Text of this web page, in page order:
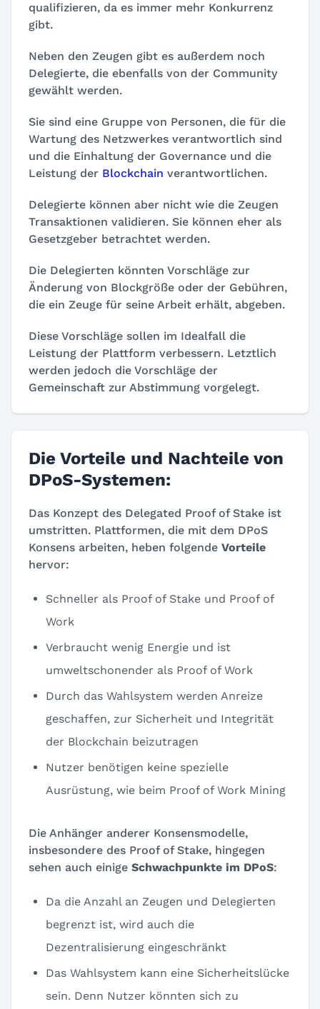
qualifizieren, da es immer mehr Konkurrenz
gibt.
Neben den Zeugen gibt es außerdem noch
Delegierte, die ebenfalls von der Community
gewählt werden.
Sie sind eine Gruppe von Personen, die für die
Wartung des Netzwerkes verantwortlich sind
und die Einhaltung der Governance und die
Leistung der Blockchain verantwortlichen.
Delegierte können aber nicht wie die Zeugen
Transaktionen validieren. Sie können eher als
Gesetzgeber betrachtet werden.
Die Delegierten könnten Vorschläge zur
Änderung von Blockgröße oder der Gebühren,
die ein Zeuge für seine Arbeit erhält, abgeben.
Diese Vorschläge sollen im Idealfall die
Leistung der Plattform verbessern. Letztlich
werden jedoch die Vorschläge der
Gemeinschaft zur Abstimmung vorgelegt.
Die Vorteile und Nachteile von
DPoS-Systemen:
Das Konzept des Delegated Proof of Stake ist
umstritten. Plattformen, die mit dem DPoS
Konsens arbeiten, heben folgende Vorteile
hervor:
Schneller als Proof of Stake und Proof of
Work
Verbraucht wenig Energie und ist
umweltschonender als Proof of Work
Durch das Wahlsystem werden Anreize
geschaffen, zur Sicherheit und Integrität
der Blockchain beizutragen
Nutzer benötigen keine spezielle
Ausrüstung, wie beim Proof of Work Mining
Die Anhänger anderer Konsensmodelle,
insbesondere des Proof of Stake, hingegen
sehen auch einige Schwachpunkte im DPoS:
Da die Anzahl an Zeugen und Delegierten
begrenzt ist, wird auch die
Dezentralisierung eingeschränkt
Das Wahlsystem kann eine Sicherheitslücke
sein. Denn Nutzer könnten sich zu